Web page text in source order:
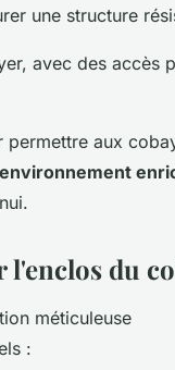
une structure
avec des accès
permettre aux
environnement
du
méticuleuse
: